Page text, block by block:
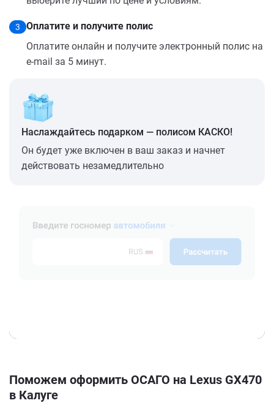
3
Оплатите и получите полис
Оплатите онлайн и получите электронный полис на
e-mail за 5 минут.
Наслаждайтесь подарком — полисом КАСКО!
Он будет уже включен в ваш заказ и начнет
действовать незамедлительно
Поможем оформить ОСАГО на Lexus GX470
в Калуге